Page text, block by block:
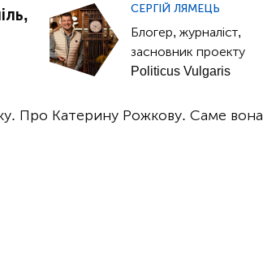
СЕРГІЙ ЛЯМЕЦЬ
Блогер, журналіст,
засновник проекту
Politicus Vulgaris
Про Катерину Рожкову. Саме вона